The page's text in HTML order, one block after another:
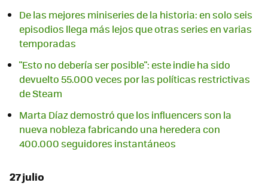
De las mejores miniseries de la historia: en solo seis
episodios llega más lejos que otras series en varias
temporadas
"Esto no debería ser posible": este indie ha sido
devuelto 55.000 veces por las políticas restrictivas
de Steam
Marta Díaz demostró que los influencers son la
nueva nobleza fabricando una heredera con
400.000 seguidores instantáneos
27 julio